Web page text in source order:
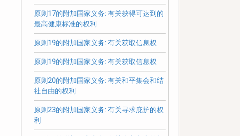
原则17的附加国家义务: 有关获得可达到的
最高健康标准的权利
原则19的附加国家义务: 有关获取信息权
原则19的附加国家义务: 有关获取信息权
原则20的附加国家义务: 有关和平集会和结
社自由的权利
原则23的附加国家义务: 有关寻求庇护的权
利